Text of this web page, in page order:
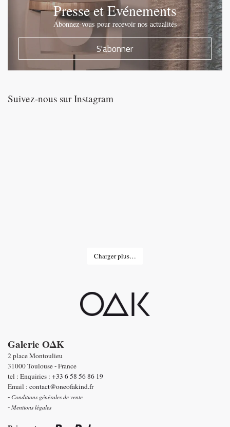
Presse et Evénements
Abonnez-vous pour recevoir nos actualités
S'abonner
Suivez-nous sur Instagram
Charger plus…
Galerie OΔK
2 place Montoulieu
31000 Toulouse - France
tel : Enquiries : +33 6 58 56 86 19
Email : contact@oneofakind.fr
- Conditions générales de vente
- Mentions légales